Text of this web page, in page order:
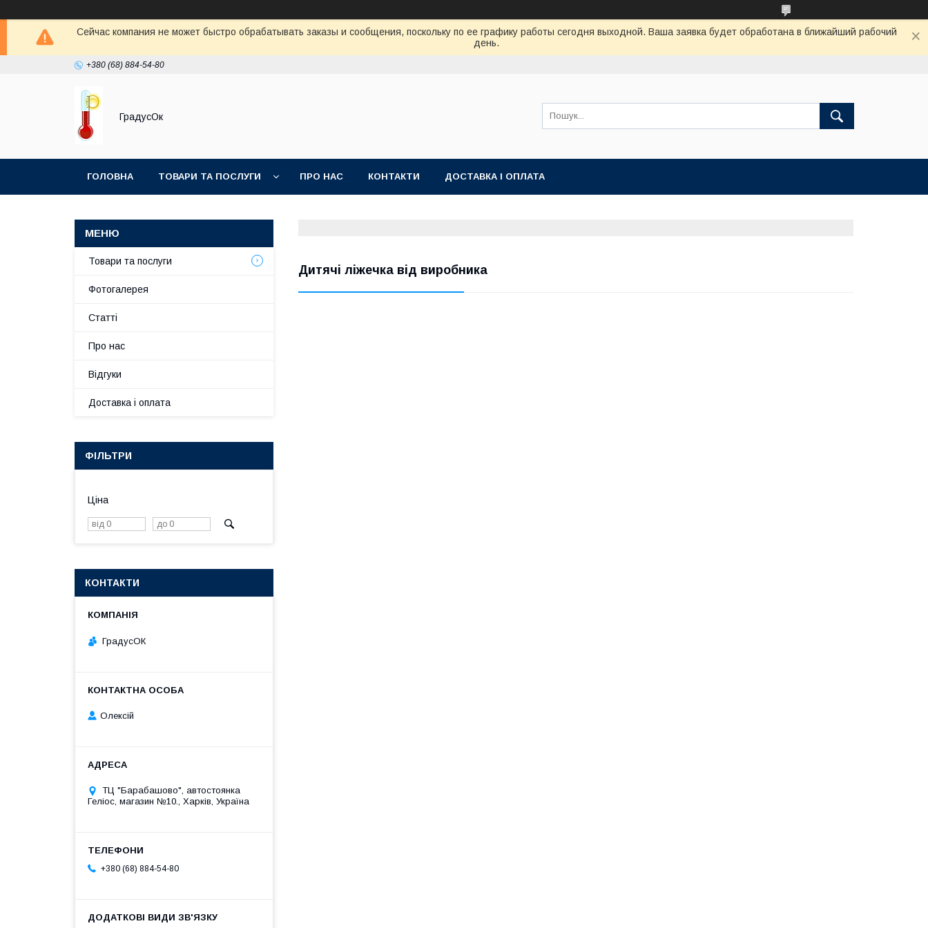
Сейчас компания не может быстро обрабатывать заказы и сообщения, поскольку по ее графику работы сегодня выходной. Ваша заявка будет обработана в ближайший рабочий
день.
+380 (68) 884-54-80
ГрадусОк
ГОЛОВНА ТОВАРИ ТА ПОСЛУГИ ПРО НАС КОНТАКТИ ДОСТАВКА І ОПЛАТА
Дитячі ліжечка від виробника
Товари та послуги
Фотогалерея
Статті
Про нас
Відгуки
Доставка і оплата
ФІЛЬТРИ
Ціна
КОНТАКТИ
ГрадусОК
Олексій
ТЦ "Барабашово", автостоянка
Геліос, магазин №10., Харків, Україна
+380 (68) 884-54-80